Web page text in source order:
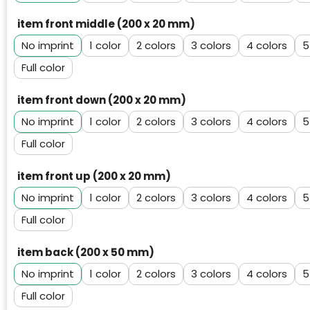
item front middle (200 x 20 mm)
No imprint
1 2 3 4
5
Full color
item front down (200 x 20 mm)
No imprint
1 2 3 4
5
Full color
item front up (200 x 20 mm)
No imprint
1 2 3 4
5
Full color
item back (200 x 50 mm)
No imprint
1 2 3 4
5
Full color